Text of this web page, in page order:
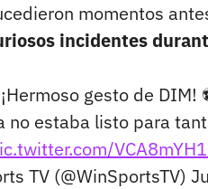
momentos
incidentes
¡Hermoso gesto de DIM!
no estaba listo para
TV (@WinSportsTV)